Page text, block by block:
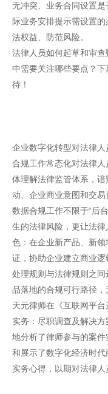
无冲突、业务合同设置
际业务安排提示需设置
法权益、防范风险。
法律人员如何起草和审
中需要关注哪些要点？
待！
企业数字化转型对法律
合规工作常态化对法律
体理解法律监管体系，
动、企业商业意图和交易
数据合规工作不限于“后
生的法律风险，更让法律
色：在企业新产品、新
证，协助企业建立商业
处理规则与法律规则之
品落地的合规可行路径，
天元律师在《互联网平
实务：尽职调查及解决
地分析了律师参与的案
和展示了数字化经济时
实务心得，以期对法律人